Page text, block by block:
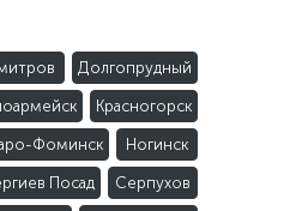
Долгопрудный
Красногорск
Фоминск Ногинск
Посад Серпухов